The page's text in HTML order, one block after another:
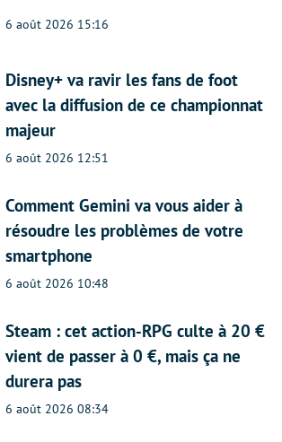
6 août 2026 15:16
Disney+ va ravir les fans de foot
avec la diffusion de ce championnat
majeur
6 août 2026 12:51
Comment Gemini va vous aider à
résoudre les problèmes de votre
smartphone
6 août 2026 10:48
Steam : cet action-RPG culte à 20 €
vient de passer à 0 €, mais ça ne
durera pas
6 août 2026 08:34